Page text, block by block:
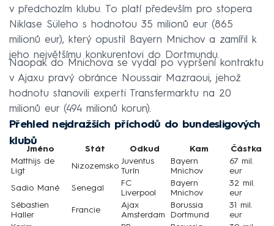
v předchozím klubu. To platí především pro stopera
Niklase Süleho s hodnotou 35 milionů eur (865
milionů eur), který opustil Bayern Mnichov a zamířil k
jeho největšímu konkurentovi do Dortmundu.
Naopak do Mnichova se vydal po vypršení kontraktu
v Ajaxu pravý obránce Noussair Mazraoui, jehož
hodnotu stanovili experti Transfermarktu na 20
milionů eur (494 milionů korun).
Přehled nejdražších příchodů do bundesligových
klubů
Jméno Stát Odkud Kam
Částka
Matthijs de
Ligt
Nizozemsko
Juventus
Turín
Bayern
Mnichov
67 mil.
eur
Sadio Mané
Senegal
FC
Liverpool
Bayern
Mnichov
32 mil.
eur
Sébastien
Haller
Francie
Ajax
Amsterdam
Borussia
Dortmund
31 mil.
eur